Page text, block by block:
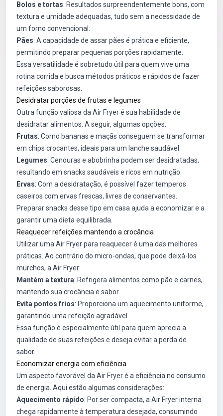
Bolos e tortas: Resultados surpreendentemente bons, com
textura e umidade adequadas, tudo sem a necessidade de
um forno convencional.
Pães: A capacidade de assar pães é prática e eficiente,
permitindo preparar pequenas porções rapidamente.
Essa versatilidade é sobretudo útil para quem vive uma
rotina corrida e busca métodos práticos e rápidos de fazer
refeições saborosas.
Desidratar porções de frutas e legumes
Outra função valiosa da Air Fryer é sua habilidade de
desidratar alimentos. A seguir, algumas opções:
Frutas: Como bananas e maçãs conseguem se transformar
em chips crocantes, ideais para um lanche saudável.
Legumes: Cenouras e abobrinha podem ser desidratadas,
resultando em snacks saudáveis e ricos em nutrição.
Ervas: Com a desidratação, é possível fazer temperos
caseiros com ervas frescas, livres de conservantes.
Preparar snacks desse tipo em casa ajuda a economizar e a
garantir uma dieta equilibrada.
Reaquecer refeições mantendo a crocância
Utilizar uma Air Fryer para reaquecer é uma das melhores
práticas. Ao contrário do micro-ondas, que pode deixá-los
murchos, a Air Fryer:
Mantém a textura: Refrigera alimentos como pão e carnes,
mantendo sua crocância e sabor.
Evita pontos frios: Proporciona um aquecimento uniforme,
garantindo uma refeição agradável.
Essa função é especialmente útil para quem aprecia a
qualidade de suas refeições e deseja evitar a perda de
sabor.
Economizar energia com eficiência
Um aspecto favorável da Air Fryer é a eficiência no consumo
de energia. Aqui estão algumas considerações:
Aquecimento rápido: Por ser compacta, a Air Fryer interna
chega rapidamente à temperatura desejada, consumindo